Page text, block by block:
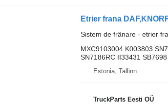
Sistem de frânare - etrier
MXC9103004 K003803
SN7186RC II33431 SB7698
Estonia, Tallinn
TruckParts Eesti OÜ